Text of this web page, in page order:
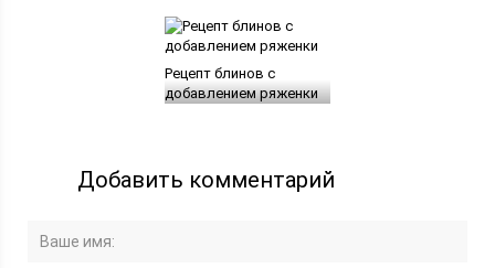
Рецепт блинов с
добавлением ряженки
Добавить комментарий